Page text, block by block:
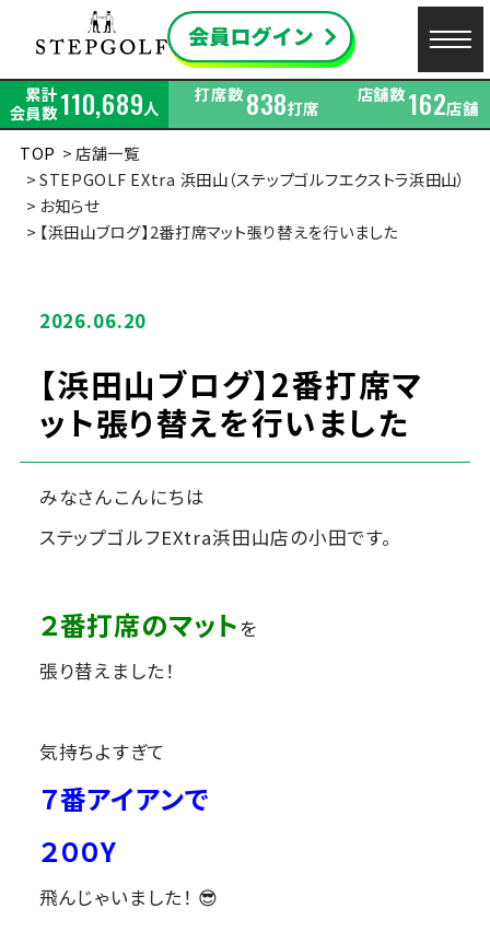
累計
会員数110,689人
打席数838打席
店舗数162店舗
TOP
店舗一覧
STEPGOLF EXtra 浜田山（ステップゴルフエクストラ浜田山）
お知らせ
【浜田山ブログ】2番打席マット張り替えを行いました
2026.06.20
【浜田山ブログ】2番打席マ
ット張り替えを行いました
みなさんこんにちは
ステップゴルフEXtra浜田山店の小田です。
２番打席のマットを
張り替えました！
気持ちよすぎて
７番アイアンで
２００Y
飛んじゃいました！ 😎